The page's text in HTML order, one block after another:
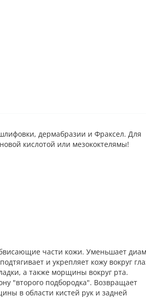
дермабразии и Фраксел. Для
кислотой или мезококтелямы!
части кожи. Уменьшает
и укрепляет кожу вокруг
а также морщины вокруг рта.
"второго подбородка". Возвращает
в области кистей рук и задней